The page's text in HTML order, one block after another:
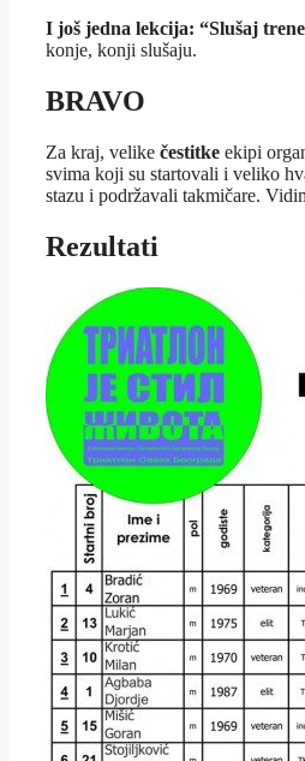
I još jedna lekcija: “Slušaj
konje, konji slušaju.
BRAVO
Za kraj, velike čestitke ekipi
svima koji su startovali i veliko
stazu i podržavali takmičare.
Rezultati